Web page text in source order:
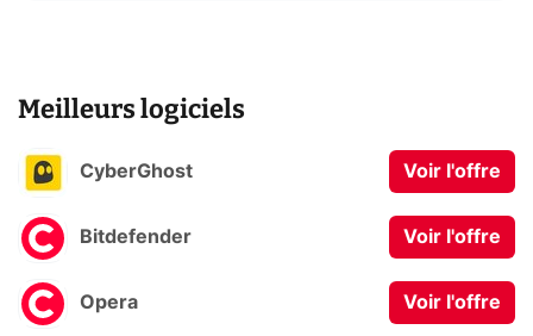
Meilleurs logiciels
CyberGhost Voir l'offre
Bitdefender Voir l'offre
Opera Voir l'offre